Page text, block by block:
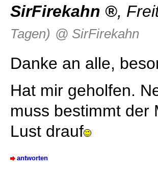
SirFirekahn ,
Tagen) @ SirFirekahn
Danke an alle,
Hat mir geholfen.
muss bestimmt der
Lust drauf
antworten